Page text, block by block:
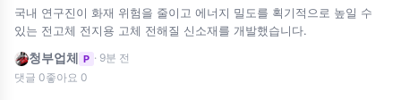
국내 연구진이 화재 위험을 줄이고 에너지 밀도를 획기적으로 높일 수
있는 전고체 전지용 고체 전해질 신소재를 개발했습니다.
청부업체 P · 9분 전
댓글 0좋아요 0